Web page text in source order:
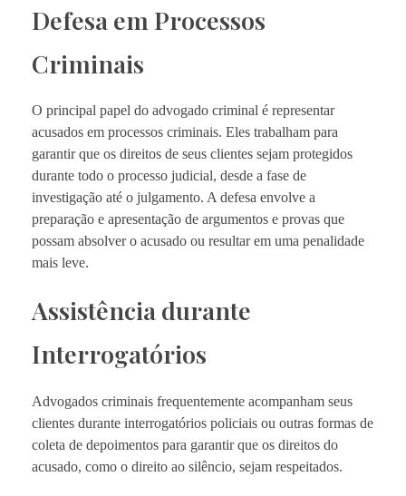
Defesa em Processos
Criminais
O principal papel do advogado criminal é representar
acusados em processos criminais. Eles trabalham para
garantir que os direitos de seus clientes sejam protegidos
durante todo o processo judicial, desde a fase de
investigação até o julgamento. A defesa envolve a
preparação e apresentação de argumentos e provas que
possam absolver o acusado ou resultar em uma penalidade
mais leve.
Assistência durante
Interrogatórios
Advogados criminais frequentemente acompanham seus
clientes durante interrogatórios policiais ou outras formas de
coleta de depoimentos para garantir que os direitos do
acusado, como o direito ao silêncio, sejam respeitados.